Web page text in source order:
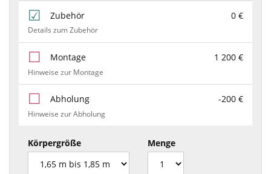
Zubehör 0 €
Details zum Zubehör
Montage 1 200 €
Hinweise zur Montage
Abholung -200 €
Hinweise zur Abholung
Körpergröße Menge